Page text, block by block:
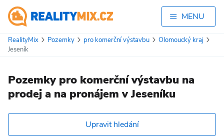
MENU
RealityMix Pozemky pro komerční výstavbu
Olomoucký kraj
Jeseník
Pozemky pro komerční výstavbu na
prodej a na pronájem v Jeseníku
Upravit hledání